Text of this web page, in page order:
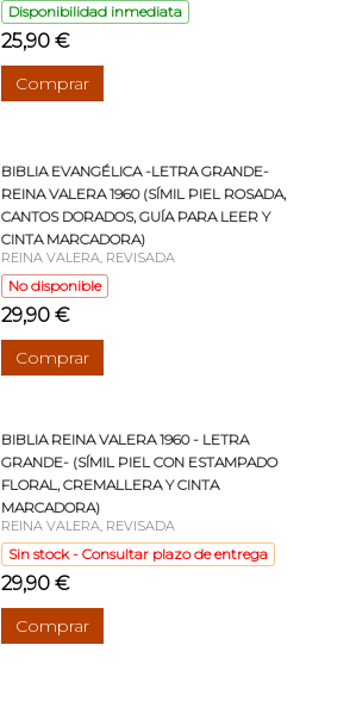
Disponibilidad inmediata
25,90 €
Comprar
BIBLIA EVANGÉLICA -LETRA GRANDE-
REINA VALERA 1960 (SÍMIL PIEL ROSADA,
CANTOS DORADOS, GUÍA PARA LEER Y
CINTA MARCADORA)
REINA VALERA, REVISADA
No disponible
29,90 €
Comprar
BIBLIA REINA VALERA 1960 - LETRA
GRANDE- (SÍMIL PIEL CON ESTAMPADO
FLORAL, CREMALLERA Y CINTA
MARCADORA)
REINA VALERA, REVISADA
Sin stock - Consultar plazo de entrega
29,90 €
Comprar